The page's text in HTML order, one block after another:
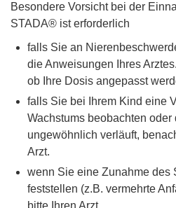
Besondere Vorsicht bei der
STADA® ist erforderlich
falls Sie an
die Anweisungen Ihres
ob Ihre Dosis angepasst
falls Sie bei Ihrem Kind eine
Wachstums beobachten oder
ungewöhnlich verläuft,
Arzt.
wenn Sie eine Zunahme des
feststellen (z.B. vermehrte
bitte Ihren Arzt.